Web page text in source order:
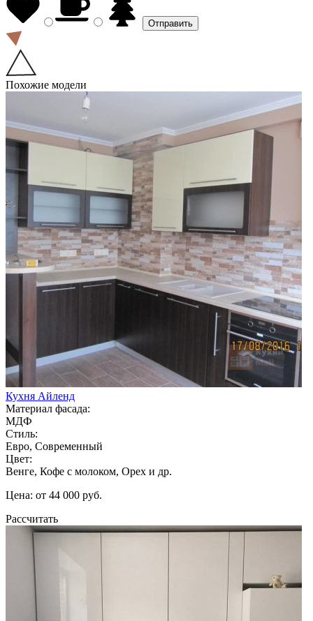
Похожие модели
Кухня Айленд
Материал фасада:
МДФ
Стиль:
Евро, Современный
Цвет:
Венге, Кофе с молоком, Орех и др.
Цена: от 44 000 руб.
Рассчитать